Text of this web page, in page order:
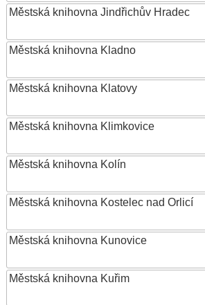
Městská knihovna Jindřichův Hradec
Městská knihovna Kladno
Městská knihovna Klatovy
Městská knihovna Klimkovice
Městská knihovna Kolín
Městská knihovna Kostelec nad Orlicí
Městská knihovna Kunovice
Městská knihovna Kuřim